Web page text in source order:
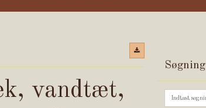
vandtæt,
Søgning